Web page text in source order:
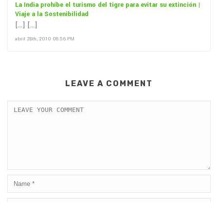
La India prohíbe el turismo del tigre para evitar su extinción |
Viaje a la Sostenibilidad
[…] […]
abril 28th, 2010 08:56 PM
LEAVE A COMMENT